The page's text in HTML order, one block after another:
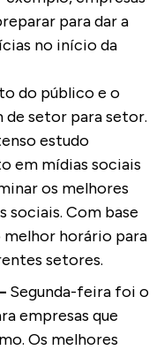
para dar a
no início da
do público e o
setor para setor.
estudo
em mídias sociais
os melhores
sociais. Com base
melhor horário para
setores.
Segunda-feira foi o
empresas que
Os melhores